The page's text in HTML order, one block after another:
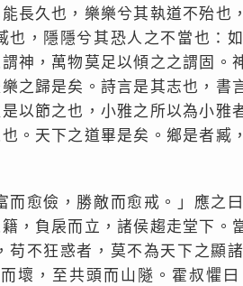
長久也，樂樂兮其執道不殆也
，隱隱兮其恐人之不當也：
神，萬物莫足以傾之之謂固。
之歸是矣。詩言是其志也，書
以節之也，小雅之所以為小雅
。天下之道畢是矣。鄉是者臧
愈儉，勝敵而愈戒。」應之
，負扆而立，諸侯趨走堂下。
不狂惑者，莫不為天下之顯
壞，至共頭而山隧。霍叔懼曰